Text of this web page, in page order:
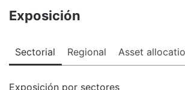
Exposición
Sectorial Regional Asset
Exposición por sectores